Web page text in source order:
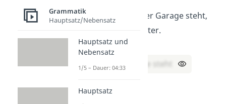
Das Auto, das in der Garage steht,
gehört meinem Vater.
→ Lösung:
das in der Garage steht
Übung 2
Grammatik
Hauptsatz/Nebensatz
Hauptsatz und
Nebensatz
1/5 – Dauer: 04:33
Hauptsatz